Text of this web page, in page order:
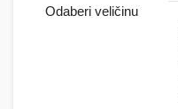
Odaberi veličinu